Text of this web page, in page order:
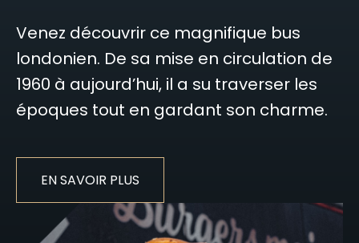
Venez découvrir ce magnifique bus
londonien. De sa mise en circulation de
1960 à aujourd’hui, il a su traverser les
époques tout en gardant son charme.
EN SAVOIR PLUS